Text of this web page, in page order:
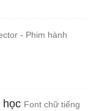
- Phim hành
học Font chữ tiếng